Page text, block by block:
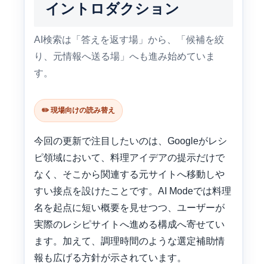
イントロダクション
AI検索は「答えを返す場」から、「候補を絞
り、元情報へ送る場」へも進み始めていま
す。
✏️ 現場向けの読み替え
今回の更新で注目したいのは、Googleがレシ
ピ領域において、料理アイデアの提示だけで
なく、そこから関連する元サイトへ移動しや
すい接点を設けたことです。AI Modeでは料理
名を起点に短い概要を見せつつ、ユーザーが
実際のレシピサイトへ進める構成へ寄せてい
ます。加えて、調理時間のような選定補助情
報も広げる方針が示されています。